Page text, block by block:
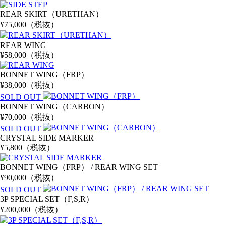
REAR SKIRT（URETHAN）
¥75,000（税抜）
REAR WING
¥58,000（税抜）
BONNET WING（FRP）
¥38,000（税抜）
SOLD OUT
BONNET WING（CARBON）
¥70,000（税抜）
SOLD OUT
CRYSTAL SIDE MARKER
¥5,800（税抜）
BONNET WING（FRP） /REAR WING SET
¥90,000（税抜）
SOLD OUT
3P SPECIAL SET （F,S,R）
¥200,000（税抜）